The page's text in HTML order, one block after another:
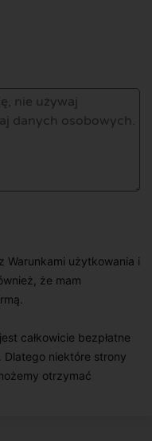
Warunkami użytkowania i
że mam
całkowicie bezpłatne
niektóre strony
otrzymać